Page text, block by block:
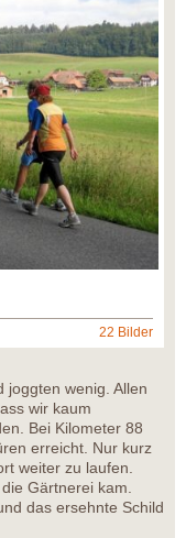
22 Bilder
joggten wenig. Allen
wir kaum
Bei Kilometer 88
erreicht. Nur kurz
weiter zu laufen.
Gärtnerei kam.
das ersehnte Schild